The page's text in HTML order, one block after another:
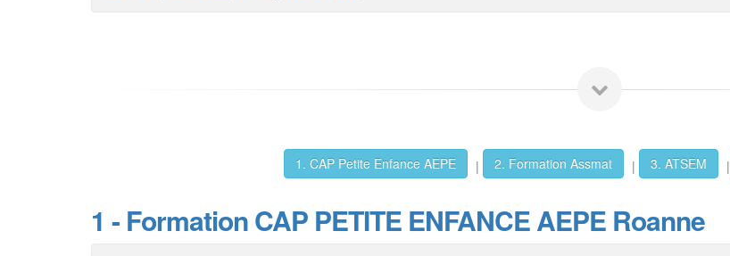
1. CAP Petite Enfance AEPE | 2. Formation Assmat | 3. ATSEM |
1 - Formation CAP PETITE ENFANCE AEPE Roanne